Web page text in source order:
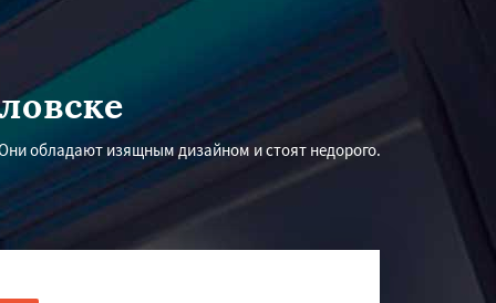
обладают изящным дизайном и стоят недорого.